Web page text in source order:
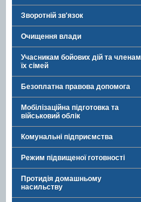
Зворотній зв'язок
Очищення влади
Учасникам бойових дій та членам
їх сімей
Безоплатна правова допомога
Мобілізаційна підготовка та
військовий облік
Комунальні підприємства
Режим підвищеної готовності
Протидія домашньому
насильству